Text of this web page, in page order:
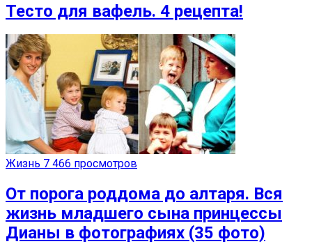
Тесто для вафель. 4 рецепта!
Жизнь 7 466 просмотров
От порога роддома до алтаря. Вся
жизнь младшего сына принцессы
Дианы в фотографиях (35 фото)